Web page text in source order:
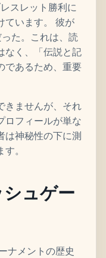
スレット勝利に
ています。 彼が
た。これは、読
なく、「伝説と記
であるため、重要
きませんが、それ
ロフィールが単な
は神秘性の下に測
。
ュゲー
ナメントの歴史